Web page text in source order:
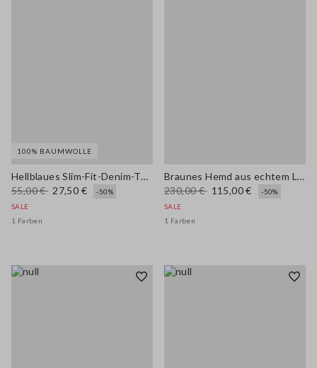
100% BAUMWOLLE
Hellblaues Slim-Fit-Denim-Top aus reiner Baumwolle
55,00 € 27,50 €
-50%
SALE
1 Farben
Braunes Hemd aus echtem Leder, Regular Fit
230,00 € 115,00 €
-50%
SALE
1 Farben